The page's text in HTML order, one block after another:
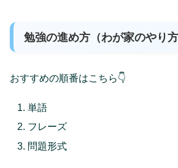
勉強の進め方（わが家のやり方
おすすめの順番はこちら👇
単語
フレーズ
問題形式